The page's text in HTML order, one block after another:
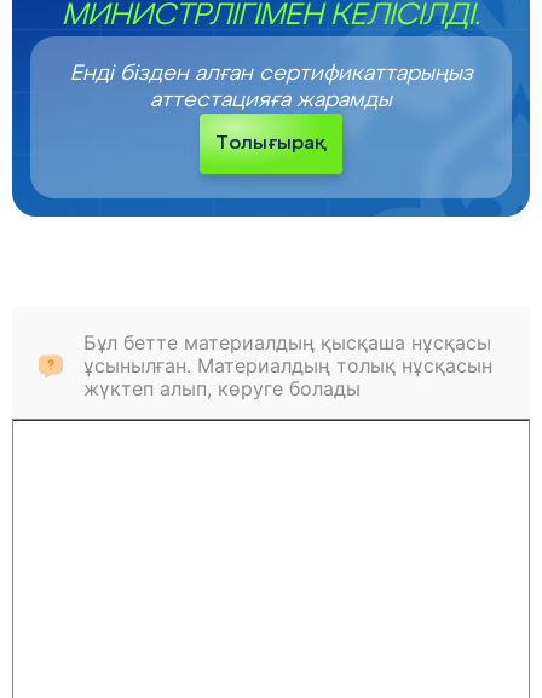
МИНИСТРЛІГІМЕН КЕЛІСІЛДІ.
Енді бізден алған сертификаттарыңыз
аттестацияға жарамды
Толығырақ
Бұл бетте материалдың қысқаша нұсқасы
ұсынылған. Материалдың толық нұсқасын
жүктеп алып, көруге болады